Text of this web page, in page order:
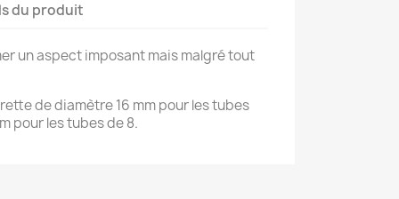
du produit
un aspect imposant mais malgré tout
de diamètre 16 mm pour les tubes
pour les tubes de 8.